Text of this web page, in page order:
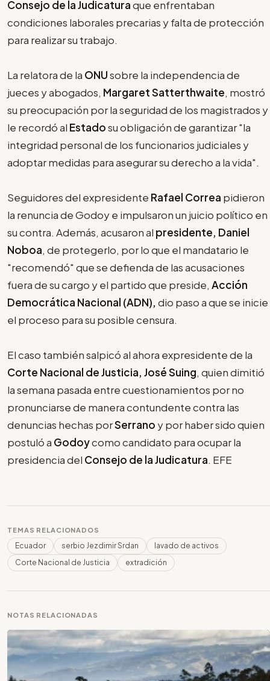
Consejo de la Judicaturaque enfrentaban
condiciones laborales precarias y falta de protección
para realizar su trabajo.
La relatora de la ONUsobre la independencia de
jueces y abogados, Margaret Satterthwaite, mostró
su preocupación por la seguridad de los magistrados y
le recordó al Estadosu obligación de garantizar "la
integridad personal de los funcionarios judiciales y
adoptar medidas para asegurar su derecho a la vida".
Seguidores del expresidente Rafael Correa pidieron
la renuncia de Godoy e impulsaron un juicio político en
su contra. Además, acusaron al presidente, Daniel
Noboa, de protegerlo, por lo que el mandatario le
"recomendó" que se defienda de las acusaciones
fuera de su cargo y el partido que preside, Acción
Democrática Nacional (ADN), dio paso a que se inicie
el proceso para su posible censura.
El caso también salpicó al ahora expresidente de la
Corte Nacional de Justicia, José Suing, quien dimitió
la semana pasada entre cuestionamientos por no
pronunciarse de manera contundente contra las
denuncias hechas porSerrano y por haber sido quien
postuló a Godoycomo candidato para ocupar la
presidencia del Consejo de la Judicatura. EFE
TEMAS RELACIONADOS
Ecuador serbio Jezdimir Srdan
lavado de activos
Corte Nacional de Justicia
extradición
NOTAS RELACIONADAS